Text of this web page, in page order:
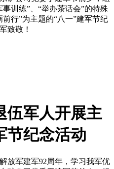
训练”、“举办茶话会”的特殊
行”为主题的“八一”建军节纪
致敬！
伍军人开展主
节纪念活动
放军建军92周年，学习我军优